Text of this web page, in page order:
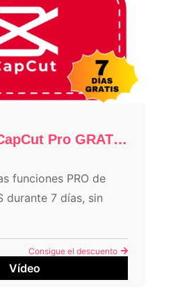
Descuento CapCut Pro GRATIS 7 días
funciones PRO de
durante 7 días, sin
Consigue el descuento
Vídeo